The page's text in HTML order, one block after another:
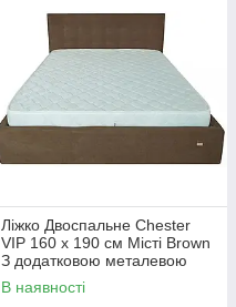
Ліжко Двоспальне Chester
VIP 160 х 190 см Місті Brown
З додатковою металевою
цільнозварною рамою
Коричневий
В наявності